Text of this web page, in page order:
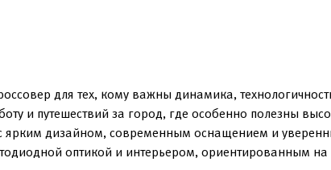
для тех, кому важны динамика,
и путешествий за город, где особенно полезны
дизайном, современным оснащением и
оптикой и интерьером, ориентированным